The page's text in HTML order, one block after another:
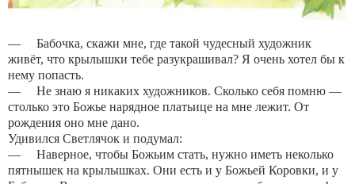
— Бабочка, скажи мне, где такой чудесный художник
живёт, что крылышки тебе разукрашивал? Я очень хотел бы к
нему попасть.
— Не знаю я никаких художников. Сколько себя помню —
столько это Божье нарядное платьице на мне лежит. От
рождения оно мне дано.
Удивился Светлячок и подумал:
— Наверное, чтобы Божьим стать, нужно иметь неколько
пятнышек на крылышках. Они есть и у Божьей Коровки, и у